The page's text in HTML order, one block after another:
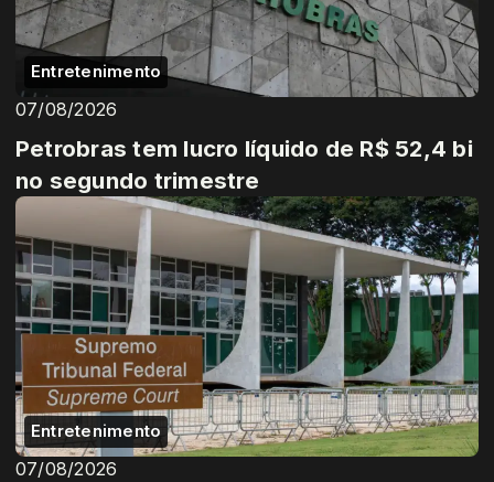
Entretenimento
07/08/2026
Petrobras tem lucro líquido de R$ 52,4 bi
no segundo trimestre
Entretenimento
07/08/2026